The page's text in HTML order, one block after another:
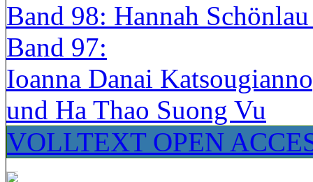
Band 98: Hannah
Band 97:
Ioanna Danai
und Ha Thao Suong Vu
VOLLTEXT OPEN